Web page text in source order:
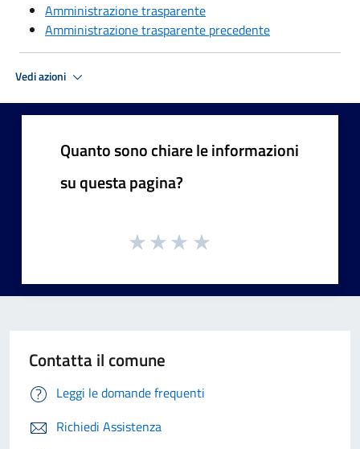
Amministrazione trasparente
Amministrazione trasparente precedente
Vedi azioni
Quanto sono chiare le informazioni
su questa pagina?
Contatta il comune
Leggi le domande frequenti
Richiedi Assistenza